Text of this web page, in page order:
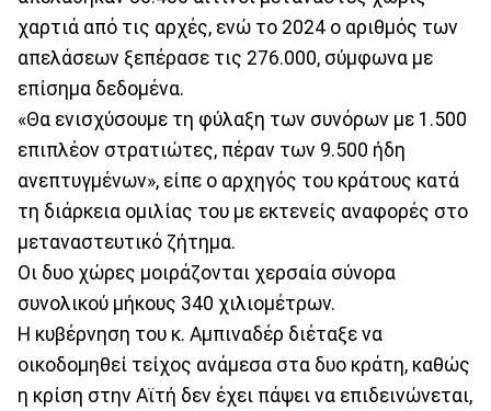
χαρτιά από τις αρχές, ενώ το 2024 ο αριθμός των
απελάσεων ξεπέρασε τις 276.000, σύμφωνα με
επίσημα δεδομένα.
«Θα ενισχύσουμε τη φύλαξη των συνόρων με 1.500
επιπλέον στρατιώτες, πέραν των 9.500 ήδη
ανεπτυγμένων», είπε ο αρχηγός του κράτους κατά
τη διάρκεια ομιλίας του με εκτενείς αναφορές στο
μεταναστευτικό ζήτημα.
Οι δυο χώρες μοιράζονται χερσαία σύνορα
συνολικού μήκους 340 χιλιομέτρων.
Η κυβέρνηση του κ. Αμπιναδέρ διέταξε να
οικοδομηθεί τείχος ανάμεσα στα δυο κράτη, καθώς
η κρίση στην Αϊτή δεν έχει πάψει να επιδεινώνεται,